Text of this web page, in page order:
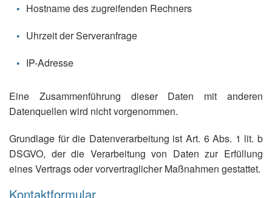
Hostname des zugreifenden Rechners
Uhrzeit der Serveranfrage
IP-Adresse
Eine Zusammenführung dieser Daten mit anderen
Datenquellen wird nicht vorgenommen.
Grundlage für die Datenverarbeitung ist Art. 6 Abs. 1 lit. b
DSGVO, der die Verarbeitung von Daten zur Erfüllung
eines Vertrags oder vorvertraglicher Maßnahmen gestattet.
Kontaktformular